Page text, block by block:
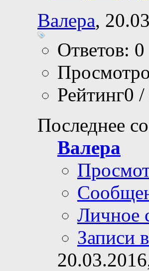
Валера,
Ответов: 0
Рейтинг0 /
Последнее
Валера
Личное
Записи